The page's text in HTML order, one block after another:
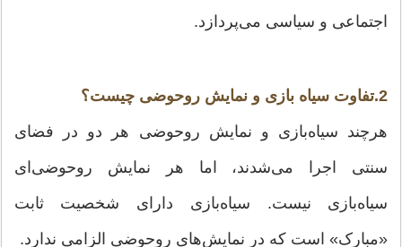
اجتماعی و سیاسی می‌پردازد.
2.تفاوت سیاه بازی و نمایش روحوضی چیست؟
هرچند سیاه‌بازی و نمایش روحوضی هر دو در فضای
سنتی اجرا می‌شدند، اما هر نمایش روحوضی‌ای
سیاه‌بازی نیست. سیاه‌بازی دارای شخصیت ثابت
«مبارک» است که در نمایش‌های روحوضی الزامی ندارد.